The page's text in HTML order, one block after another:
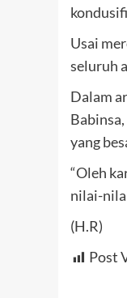
Usai
seluruh
Dalam
yang
“Oleh
nilai-
(H.R)
Post